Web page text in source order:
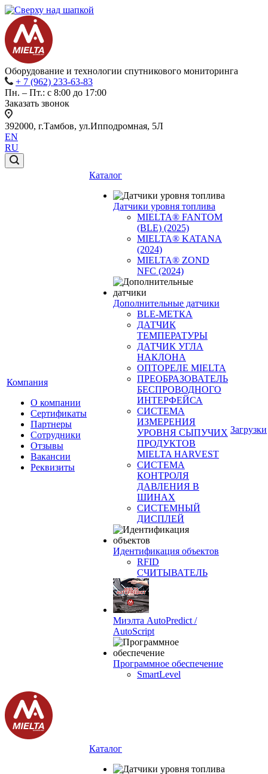
Оборудование и технологии спутникового мониторинга
+ 7 (962) 233-63-83
Пн. – Пт.: с 8:00 до 17:00
Заказать звонок
392000, г.Тамбов, ул.Ипподромная, 5Л
EN
RU
Компания
О компании
Сертификаты
Партнеры
Сотрудники
Отзывы
Вакансии
Реквизиты
Каталог
Датчики уровня топлива
MIELTA® FANTOM
(BLE) (2025)
MIELTA® KATANA
(2024)
MIELTA® ZOND
NFC (2024)
Дополнительные датчики
BLE-МЕТКА
ДАТЧИК
ТЕМПЕРАТУРЫ
ДАТЧИК УГЛА
НАКЛОНА
ОПТОРЕЛЕ MIELTA
ПРЕОБРАЗОВАТЕЛЬ
БЕСПРОВОДНОГО
ИНТЕРФЕЙСА
СИСТЕМА
ИЗМЕРЕНИЯ
УРОВНЯ СЫПУЧИХ
ПРОДУКТОВ
MIELTA HARVEST
СИСТЕМА
КОНТРОЛЯ
ДАВЛЕНИЯ В
ШИНАХ
СИСТЕМНЫЙ
ДИСПЛЕЙ
Идентификация объектов
RFID
СЧИТЫВАТЕЛЬ
Миэлта AutoPredict /
AutoScript
Программное обеспечение
SmartLevel
Загрузки
Каталог